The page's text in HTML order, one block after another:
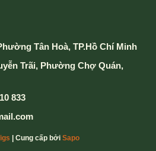
Tân Hoà, TP.Hồ Chí Minh
Trãi, Phường Chợ Quán,
833
| Cung cấp bởi Sapo